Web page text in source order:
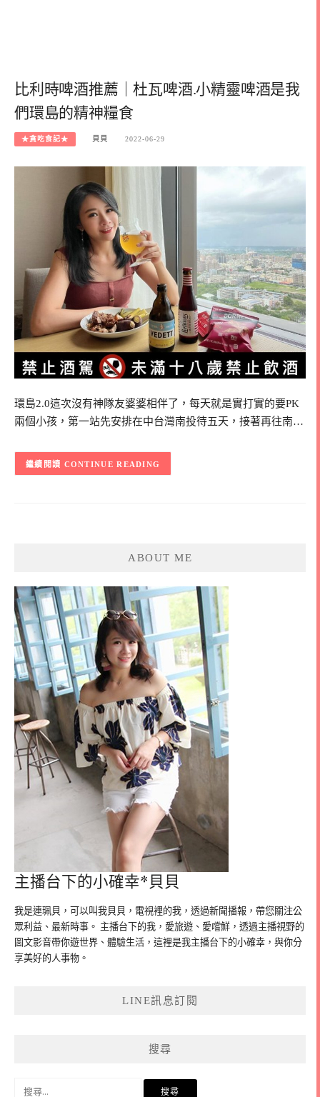
比利時啤酒推薦｜杜瓦啤酒.小精靈啤酒是我
們環島的精神糧食
★貪吃食記★ 貝貝 2022-06-29
環島2.0這次沒有神隊友婆婆相伴了，每天就是實打實的要PK
兩個小孩，第一站先安排在中台灣南投待五天，接著再往南…
CONTINUE READING
ABOUT ME
主播台下的小確幸*貝貝
我是連珮貝，可以叫我貝貝，電視裡的我，透過新聞播報，帶您關注公
眾利益、最新時事。 主播台下的我，愛旅遊、愛嚐鮮，透過主播視野的
圖文影音帶你遊世界、體驗生活，這裡是我主播台下的小確幸，與你分
享美好的人事物。
LINE訊息訂閱
搜尋